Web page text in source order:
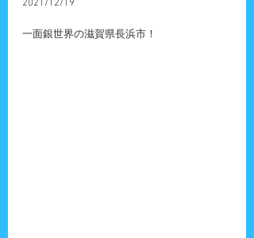
2021/12/19
一面銀世界の滋賀県長浜市！